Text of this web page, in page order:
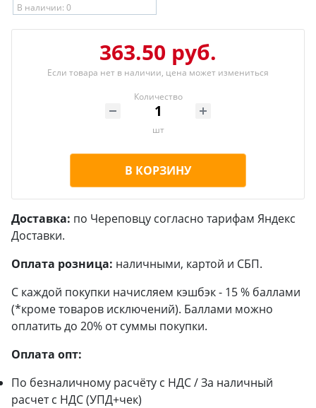
В наличии: 0
363.50 руб.
Если товара нет в наличии, цена может измениться
Количество
шт
В КОРЗИНУ
Доставка: по Череповцу согласно тарифам Яндекс
Доставки.
Оплата розница: наличными, картой и СБП.
С каждой покупки начисляем кэшбэк - 15 % баллами
(*кроме товаров исключений). Баллами можно
оплатить до 20% от суммы покупки.
Оплата опт:
По безналичному расчёту с НДС / За наличный
расчет с НДС (УПД+чек)